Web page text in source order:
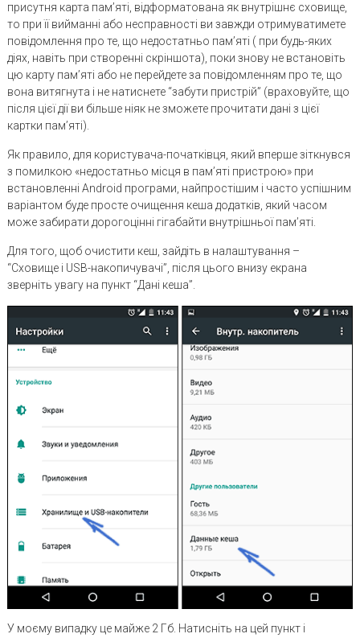
присутня карта пам’яті, відформатована як внутрішнє сховище,
то при її вийманні або несправності ви завжди отримуватимете
повідомлення про те, що недостатньо пам’яті ( при будь-яких
діях, навіть при створенні скріншота), поки знову не встановіть
цю карту пам’яті або не перейдете за повідомленням про те, що
вона витягнута і не натиснете “забути пристрій” (враховуйте, що
після цієї дії ви більше ніяк не зможете прочитати дані з цієї
картки пам’яті).
Як правило, для користувача-початківця, який вперше зіткнувся
з помилкою «недостатньо місця в пам’яті пристрою» при
встановленні Android програми, найпростішим і часто успішним
варіантом буде просте очищення кеша додатків, який часом
може забирати дорогоцінні гігабайти внутрішньої пам’яті.
Для того, щоб очистити кеш, зайдіть в налаштування –
“Сховище і USB-накопичувачі”, після цього внизу екрана
зверніть увагу на пункт “Дані кеша”.
У моєму випадку це майже 2 Гб. Натисніть на цей пункт і